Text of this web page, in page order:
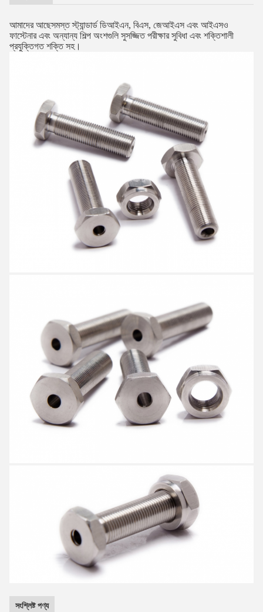
আমাদের আছেসমস্ত স্ট্যান্ডার্ড ডিআইএন, বিএস, জেআইএস এবং আইএসও
ফাস্টেনার এবং অন্যান্য শিল্প অংশগুলি সুসজ্জিত পরীক্ষার সুবিধা এবং শক্তিশালী
প্রযুক্তিগত শক্তি সহ।
সংশ্লিষ্ট পণ্য